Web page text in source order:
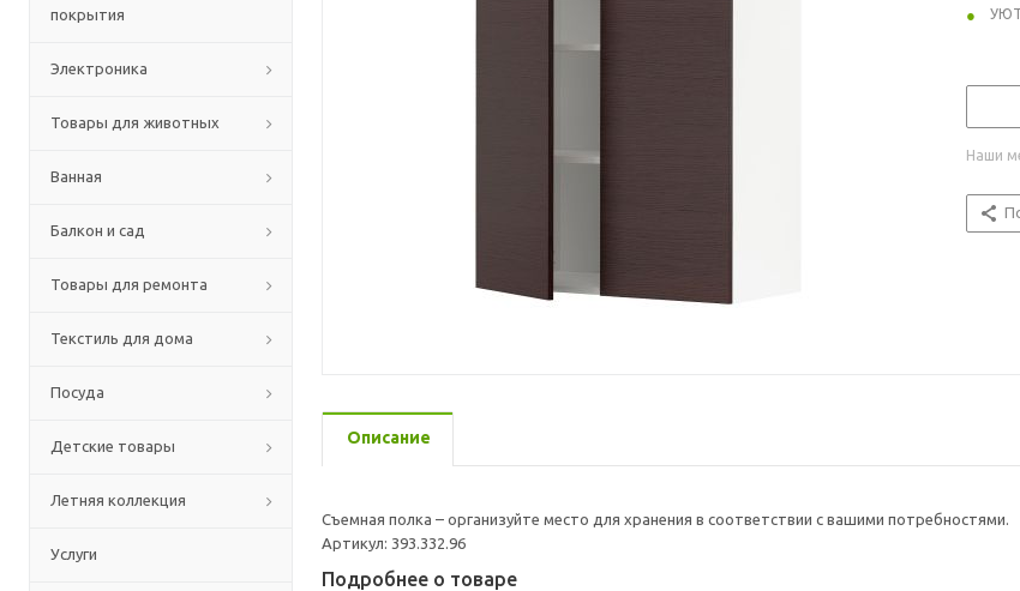
покрытия
Электроника
Товары для животных
Ванная
Балкон и сад
Товары для ремонта
Текстиль для дома
Посуда
Детские товары
Летняя коллекция
Услуги
Наши
Описание
Съемная полка – организуйте место для хранения в соответствии с вашими потребностями.
Артикул: 393.332.96
Подробнее о товаре